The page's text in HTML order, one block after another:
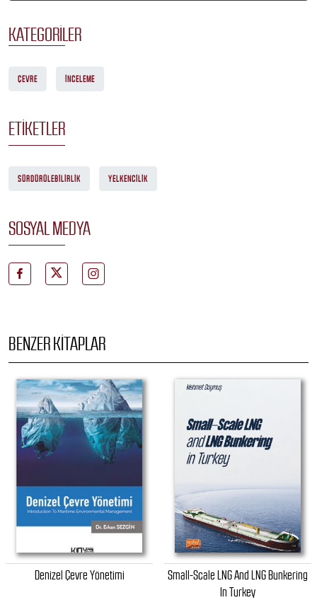
KATEGORILER
ÇEVRE İNCELEME
ETIKETLER
SÜRDÜRÜLEBILIRLIK YELKENCILIK
SOSYAL MEDYA
BENZER KITAPLAR
Denizel Çevre Yönetimi
Small-Scale LNG And LNG Bunkering
In Turkey